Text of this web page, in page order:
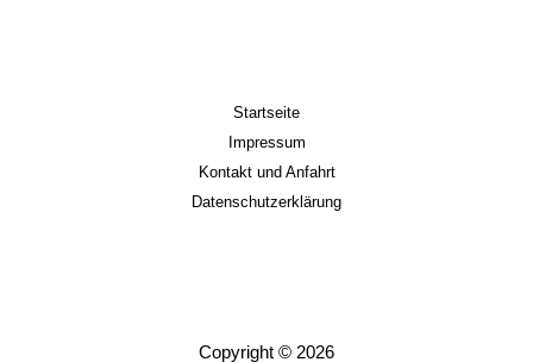
Startseite
Impressum
Kontakt und Anfahrt
Datenschutzerklärung
Copyright © 2026